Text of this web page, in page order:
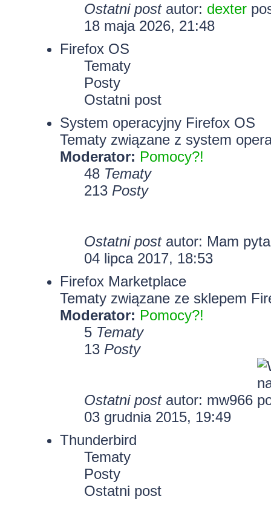
Ostatni postautor: dexter
18 maja 2026, 21:48
Firefox OS
Tematy
Posty
Ostatni post
System operacyjny Firefox OS
Tematy związane z system
Moderator: Pomocy?!
48 Tematy
213 Posty
Ostatni postautor: Mam
04 lipca 2017, 18:53
Firefox Marketplace
Tematy związane ze sklepem
Moderator: Pomocy?!
5 Tematy
13 Posty
Ostatni postautor: mw966
03 grudnia 2015, 19:49
Thunderbird
Tematy
Posty
Ostatni post